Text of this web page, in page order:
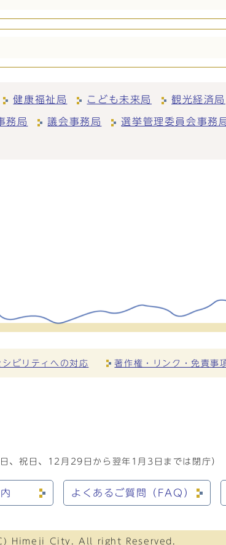
健康福祉局 こども未来局 観光経済局
務局 議会事務局 選挙管理委員会事務
ビリティへの対応 著作権・リンク・免責事
、祝日、12月29日から翌年1月3日までは閉庁）
よくあるご質問（FAQ）
Himeji City. All right Reserved.